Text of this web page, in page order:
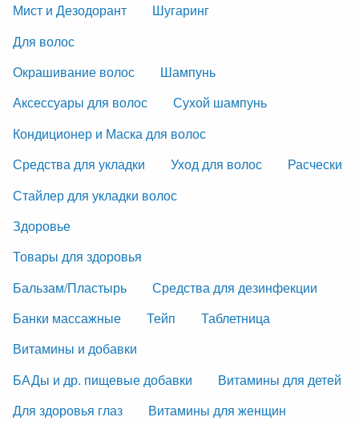
Мист и Дезодорант
Шугаринг
Для волос
Окрашивание волос
Шампунь
Аксессуары для волос
Сухой шампунь
Кондиционер и Маска для волос
Средства для укладки
Уход для волос
Расчески
Стайлер для укладки волос
Здоровье
Товары для здоровья
Бальзам/Пластырь
Средства для дезинфекции
Банки массажные
Тейп
Таблетница
Витамины и добавки
БАДы и др. пищевые добавки
Витамины для детей
Для здоровья глаз
Витамины для женщин